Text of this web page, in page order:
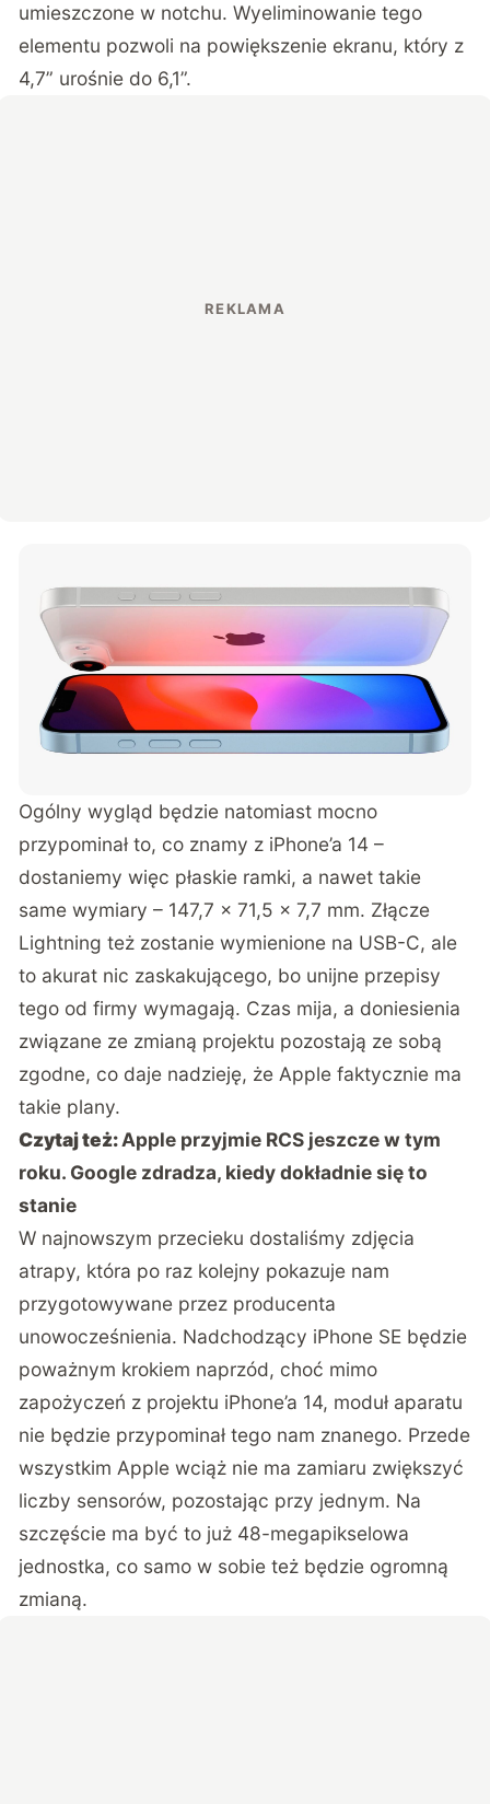
umieszczone w notchu. Wyeliminowanie tego
elementu pozwoli na powiększenie ekranu, który z
4,7” urośnie do 6,1”.
Ogólny wygląd będzie natomiast mocno
przypominał to, co znamy z iPhone’a 14 –
dostaniemy więc płaskie ramki, a nawet takie
same wymiary – 147,7 x 71,5 x 7,7 mm. Złącze
Lightning też zostanie wymienione na USB-C, ale
to akurat nic zaskakującego, bo unijne przepisy
tego od firmy wymagają. Czas mija, a doniesienia
związane ze zmianą projektu pozostają ze sobą
zgodne, co daje nadzieję, że Apple faktycznie ma
takie plany.
Czytaj też:Apple przyjmie RCS jeszcze w tym
roku. Google zdradza, kiedy dokładnie się to
stanie
W najnowszym przecieku dostaliśmy zdjęcia
atrapy, która po raz kolejny pokazuje nam
przygotowywane przez producenta
unowocześnienia. Nadchodzący iPhone SE będzie
poważnym krokiem naprzód, choć mimo
zapożyczeń z projektu iPhone’a 14, moduł aparatu
nie będzie przypominał tego nam znanego. Przede
wszystkim Apple wciąż nie ma zamiaru zwiększyć
liczby sensorów, pozostając przy jednym. Na
szczęście ma być to już 48-megapikselowa
jednostka, co samo w sobie też będzie ogromną
zmianą.